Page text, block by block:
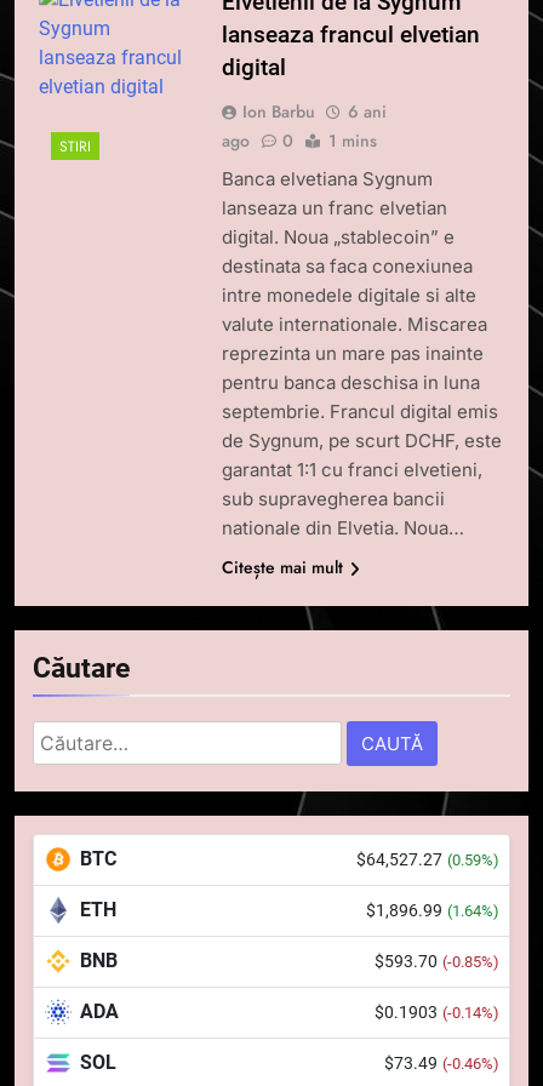
STIRI
lanseaza francul elvetian
digital
Ion Barbu
6 ani
ago
0 1 mins
Banca elvetiana Sygnum
lanseaza un franc elvetian
digital. Noua „stablecoin” e
destinata sa faca conexiunea
intre monedele digitale si alte
valute internationale. Miscarea
reprezinta un mare pas inainte
pentru banca deschisa in luna
septembrie. Francul digital emis
de Sygnum, pe scurt DCHF, este
garantat 1:1 cu franci elvetieni,
sub supravegherea bancii
nationale din Elvetia. Noua…
Citește mai mult
Căutare
Caută
după:
BTC $64,527.27 (0.59%)
ETH $1,896.99 (1.64%)
BNB $593.70 (-0.85%)
ADA $0.1903 (-0.14%)
SOL $73.49 (-0.46%)
Squid a strâns 6 milioane de
dolari cu sprijinul Ripple, apoi a
pierdut jumătate din aceștia
într-un atac cibernetic în mai
6
Banii digitali și arhitectura
încrederii: O nouă viziune asupra
banilor în era digitală